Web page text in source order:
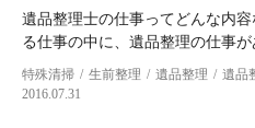
遺品整理士の仕事ってどんな内
る仕事の中に、遺品整理の仕事
特殊清掃 生前整理 遺品整理
遺品
2016.07.31